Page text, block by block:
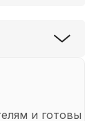
и готовы